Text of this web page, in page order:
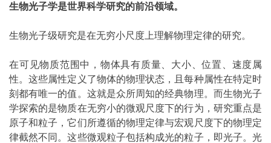
生物光子学是世界科学研究的前沿领域。
生物光子级研究是在无穷小尺度上理解物理定律的研究。
在可见物质范围中，物体具有质量、大小、位置、速度属
性。这些属性定义了物体的物理状态，且每种属性在特定时
刻都有唯一的值。这就是众所周知的经典物理。而生物光子
学探索的是物质在无穷小的微观尺度下的行为，研究重点是
原子和粒子，它们所遵循的物理定律与宏观尺度下的物理定
律截然不同。这些微观粒子包括构成光的粒子，即光子。光